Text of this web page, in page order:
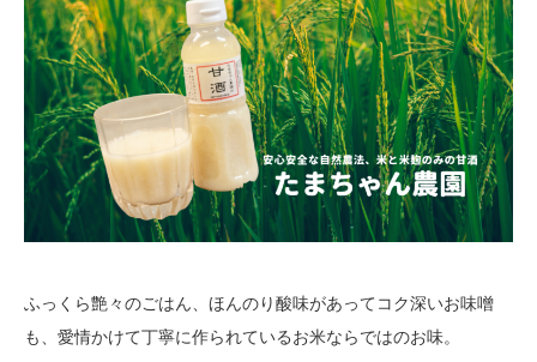
ふっくら艶々のごはん、ほんのり酸味があってコク深いお味噌
も、愛情かけて丁寧に作られているお米ならではのお味。